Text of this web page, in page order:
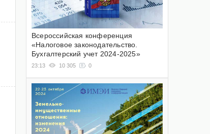
Всероссийская конференция
«Налоговое законодательство.
Бухгалтерский учет 2024-2025»
23:13 10 305 0